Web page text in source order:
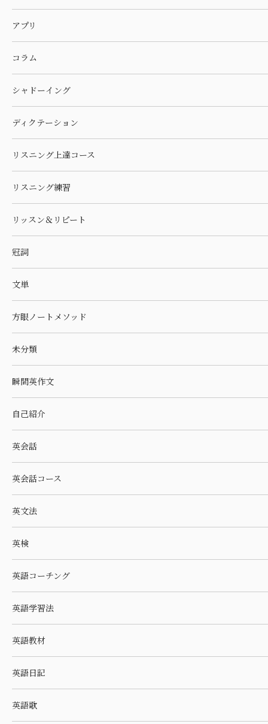
アプリ
コラム
シャドーイング
ディクテーション
リスニング上達コース
リスニング練習
リッスン＆リピート
冠詞
文単
方眼ノートメソッド
未分類
瞬間英作文
自己紹介
英会話
英会話コース
英文法
英検
英語コーチング
英語学習法
英語教材
英語日記
英語歌